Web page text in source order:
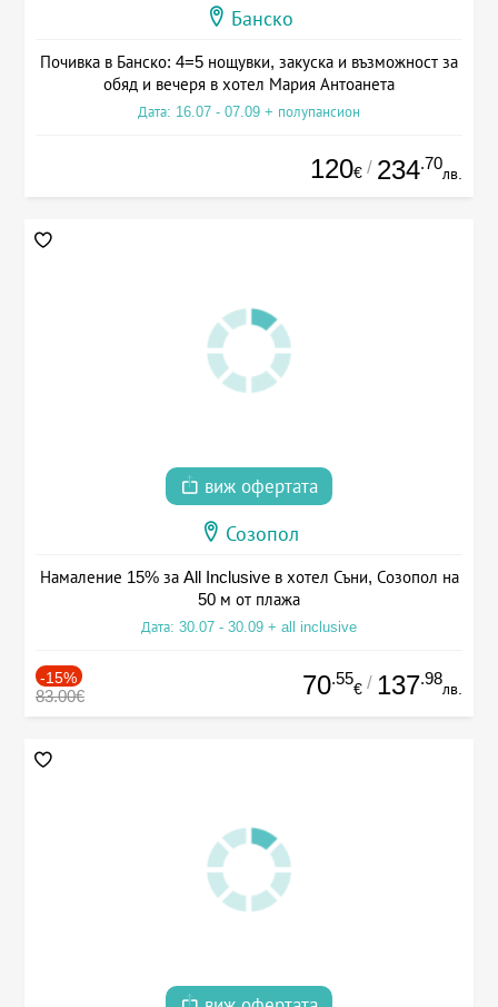
Банско
Почивка в Банско: 4=5 нощувки, закуска и възможност за
обяд и вечеря в хотел Мария Антоанета
Дата: 16.07 - 07.09 + полупансион
120€ / 234.70
лв.
виж офертата
Созопол
Намаление 15% за All Inclusive в хотел Съни, Созопол на
50 м от плажа
Дата: 30.07 - 30.09 + all inclusive
-15%
83.00€ 70.55
€ / 137.98
лв.